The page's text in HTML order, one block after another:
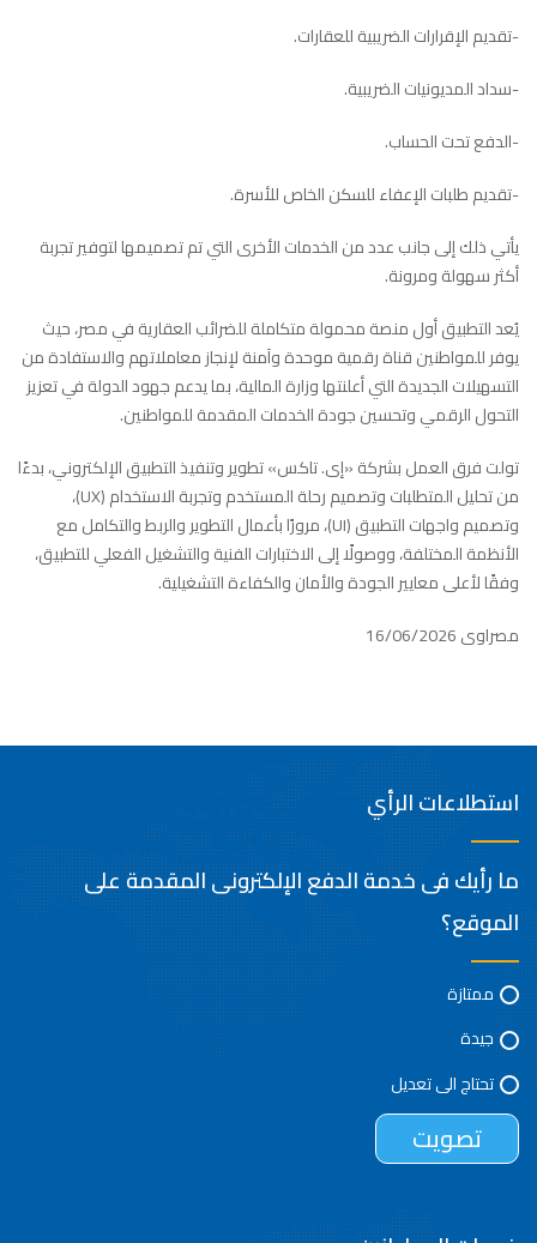
-تقديم الإقرارات الضريبية للعقارات.
-سداد المديونيات الضريبية.
-الدفع تحت الحساب.
-تقديم طلبات الإعفاء للسكن الخاص للأسرة.
يأتي ذلك إلى جانب عدد من الخدمات الأخرى التي تم تصميمها لتوفير تجربة
أكثر سهولة ومرونة.
يُعد التطبيق أول منصة محمولة متكاملة للضرائب العقارية في مصر، حيث
يوفر للمواطنين قناة رقمية موحدة وآمنة لإنجاز معاملاتهم والاستفادة من
التسهيلات الجديدة التي أعلنتها وزارة المالية، بما يدعم جهود الدولة في تعزيز
التحول الرقمي وتحسين جودة الخدمات المقدمة للمواطنين.
تولت فرق العمل بشركة «إى. تاكس» تطوير وتنفيذ التطبيق الإلكتروني، بدءًا
من تحليل المتطلبات وتصميم رحلة المستخدم وتجربة الاستخدام (UX)،
وتصميم واجهات التطبيق (UI)، مرورًا بأعمال التطوير والربط والتكامل مع
الأنظمة المختلفة، ووصولًا إلى الاختبارات الفنية والتشغيل الفعلي للتطبيق،
وفقًا لأعلى معايير الجودة والأمان والكفاءة التشغيلية.
مصراوى 16/06/2026
استطلاعات الرأي
ما رأيك فى خدمة الدفع الإلكترونى المقدمة على
الموقع؟
ممتازة
جيدة
تحتاج الى تعديل